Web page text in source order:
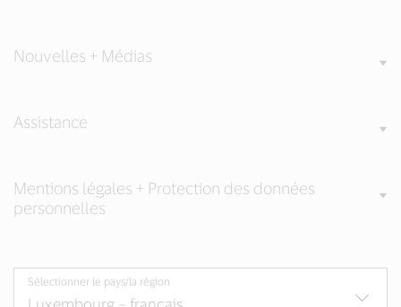
Nouvelles + Médias
Assistance
Mentions légales + Protection des données
personnelles
Sélectionner le pays/la région